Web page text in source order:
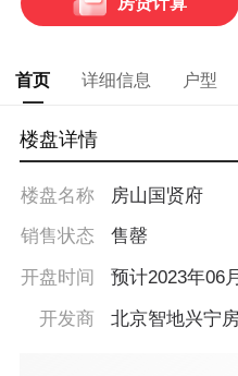
首页 详细信息 户型
楼盘详情
楼盘名称
房山国贤府
销售状态
售罄
开盘时间
预计2023年06
开发商
北京智地兴宁